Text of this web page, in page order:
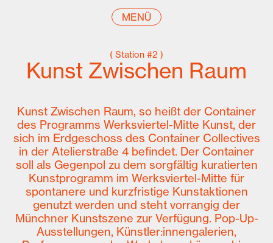
MENÜ
( Station #2 )
Kunst Zwischen Raum
Kunst Zwischen Raum, so heißt der Container
des Programms Werksviertel-Mitte Kunst, der
sich im Erdgeschoss des Container Collectives
in der Atelierstraße 4 befindet. Der Container
soll als Gegenpol zu dem sorgfältig kuratierten
Kunstprogramm im Werksviertel-Mitte für
spontanere und kurzfristige Kunstaktionen
genutzt werden und steht vorrangig der
Münchner Kunstszene zur Verfügung. Pop-Up-
Ausstellungen, Künstler:innengalerien,